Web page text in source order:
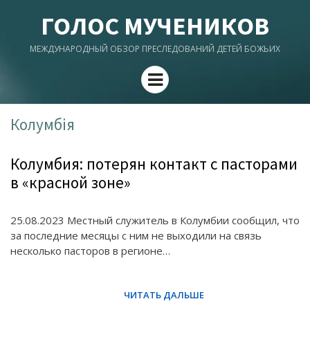
ГОЛОС МУЧЕНИКОВ
МЕЖДУНАРОДНЫЙ ОБЗОР ПРЕСЛЕДОВАНИЙ ДЕТЕЙ БОЖЬИХ
Menu
Колумбія
Колумбия: потерян контакт с пасторами
в «красной зоне»
25.08.2023 Местный служитель в Колумбии сообщил, что
за последние месяцы с ним не выходили на связь
несколько пасторов в регионе…